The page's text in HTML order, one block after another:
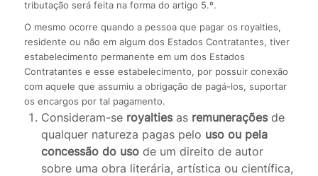
tributação será feita na forma do artigo 5.º.
O mesmo ocorre quando a pessoa que pagar os royalties,
residente ou não em algum dos Estados Contratantes, tiver
estabelecimento permanente em um dos Estados
Contratantes e esse estabelecimento, por possuir conexão
com aquele que assumiu a obrigação de pagá-los, suportar
os encargos por tal pagamento.
Consideram-se royaltiesas remuneraçõesde
qualquer natureza pagas pelo uso ou pela
concessão do usode um direito de autor
sobre uma obra literária, artística ou científica,